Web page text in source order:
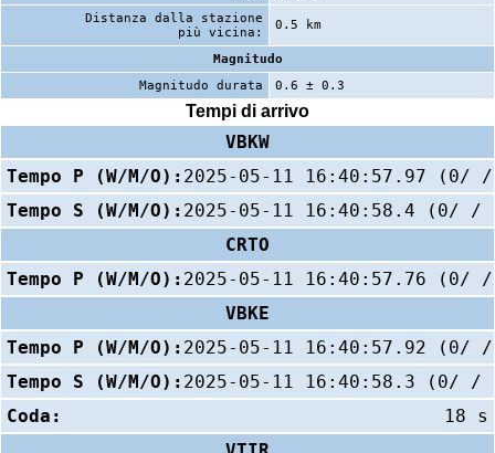
Distanza dalla stazione
più vicina:
0.5 km
Magnitudo
Magnitudo durata
0.6 ± 0.3
Tempi di arrivo
VBKW
Tempo P (W/M/O): 2025-05-11 16:40:57.97 (0/
Tempo S (W/M/O): 2025-05-11 16:40:58.4 (0/ /
CRTO
Tempo P (W/M/O): 2025-05-11 16:40:57.76 (0/
VBKE
Tempo P (W/M/O): 2025-05-11 16:40:57.92 (0/
Tempo S (W/M/O): 2025-05-11 16:40:58.3 (0/ /
Coda:
18 s